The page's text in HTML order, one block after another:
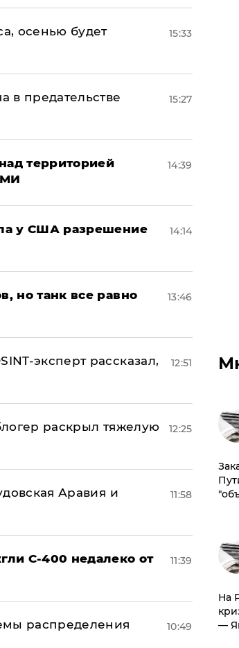
осенью будет
15:33
в предательстве
15:27
территорией
14:39
у США разрешение
14:14
но танк все равно
13:46
эксперт рассказал,
12:51
раскрыл тяжелую
12:25
Аравия и
11:58
С-400 недалеко от
11:39
распределения
10:49
На
—